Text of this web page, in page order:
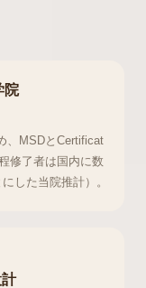
院
、MSDとCertificat
修了者は国内に数
した当院推計）。